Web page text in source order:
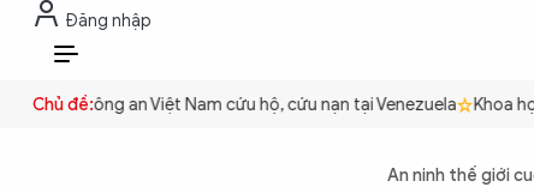
Đăng nhập
VI
Chủ đề:Công an Việt Nam cứu hộ, cứu nạn tại Venezuela Khoa
An ninh thế giới